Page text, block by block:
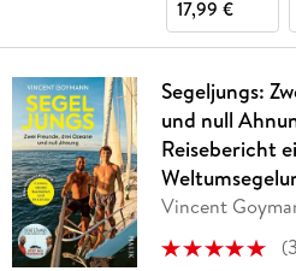
17,99 €
Segeljungs:
und null
Reisebericht
Vincent
(3